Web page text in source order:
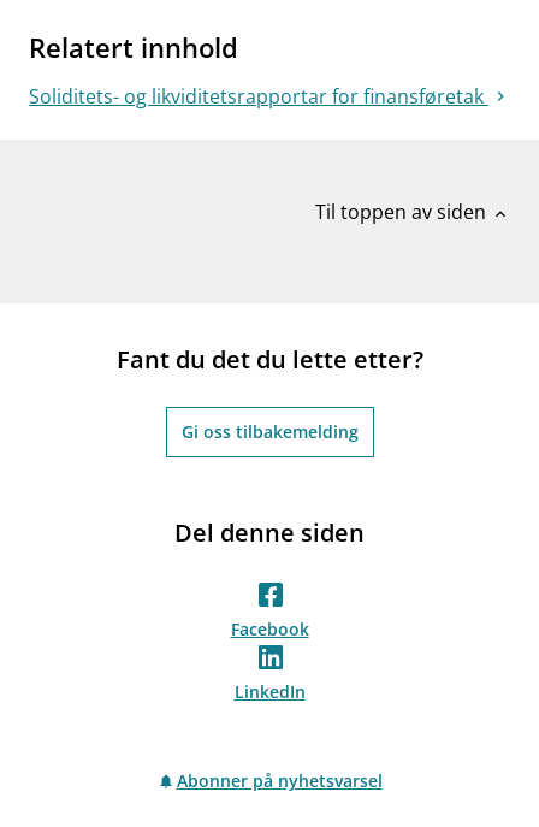
Relatert innhold
Soliditets- og likviditetsrapportar for finansføretak
Til toppen av siden expand_less
Fant du det du lette etter?
Gi oss tilbakemelding
Del denne siden
Facebook
LinkedIn
Abonner på nyhetsvarsel